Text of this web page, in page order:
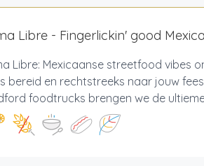
Libre - Fingerlickin' good
Libre: Mexicaanse streetfood vibes
bereid en rechtstreeks naar jouw
foodtrucks brengen we de